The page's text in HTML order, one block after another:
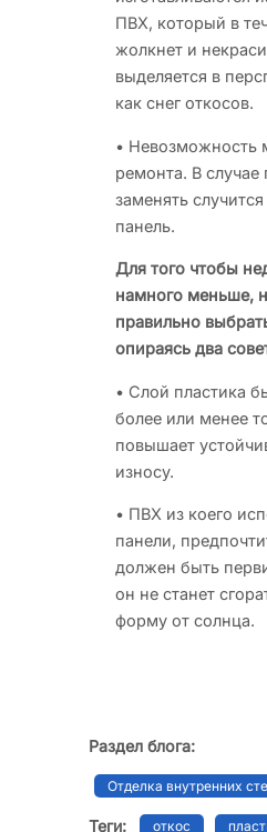
ПВХ, который в
жолкнет и
выделяется в
как снег откосов.
• Невозможность
ремонта. В случае
заменять
панель.
Для того чтобы
намного меньше,
правильно
опираясь два
• Слой пластика
более или менее
повышает
износу.
• ПВХ из коего
панели,
должен быть
он не станет
форму от солнца.
Раздел блога:
Отделка внутренних
Теги: откос